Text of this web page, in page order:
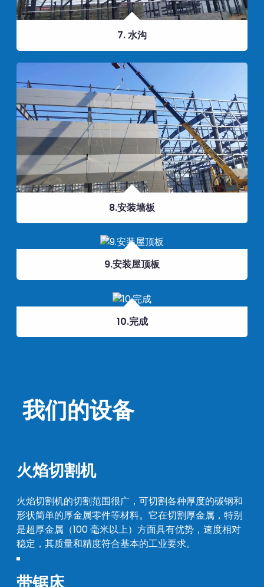
7. 水沟
8.安装墙板
9.安装屋顶板
10.完成
我们的设备
火焰切割机
火焰切割机的切割范围很广，可切割各种厚度的碳钢和
形状简单的厚金属零件等材料。它在切割厚金属，特别
是超厚金属（100 毫米以上）方面具有优势，速度相对
稳定，其质量和精度符合基本的工业要求。
带锯床